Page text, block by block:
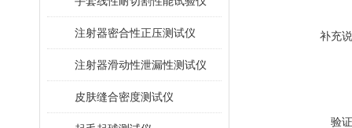
注射器密合性正压测试仪
注射器滑动性泄漏性测试仪
皮肤缝合密度测试仪
补充
验